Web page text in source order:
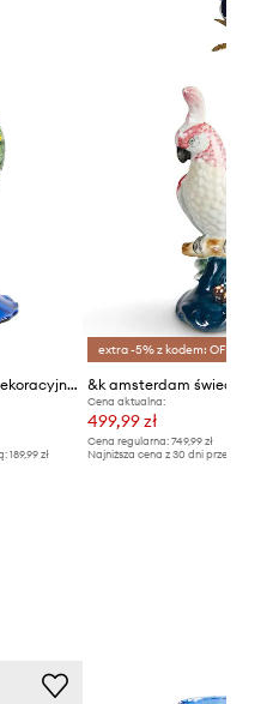
&k amsterdam świecznik dekoracyjny merry wreath
189,99 zł
extra -5% z kodem: OFF*
Cena aktualna:
499,99 zł
Cena regularna: 749,99 zł
Najniższa cena z 30 dni przed obniżką: